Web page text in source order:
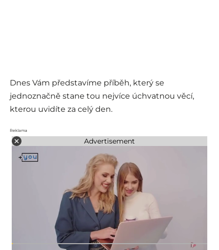
Dnes Vám představíme příběh, který se
jednoznačně stane tou nejvíce úchvatnou věcí,
kterou uvidíte za celý den.
Reklama
Advertisement